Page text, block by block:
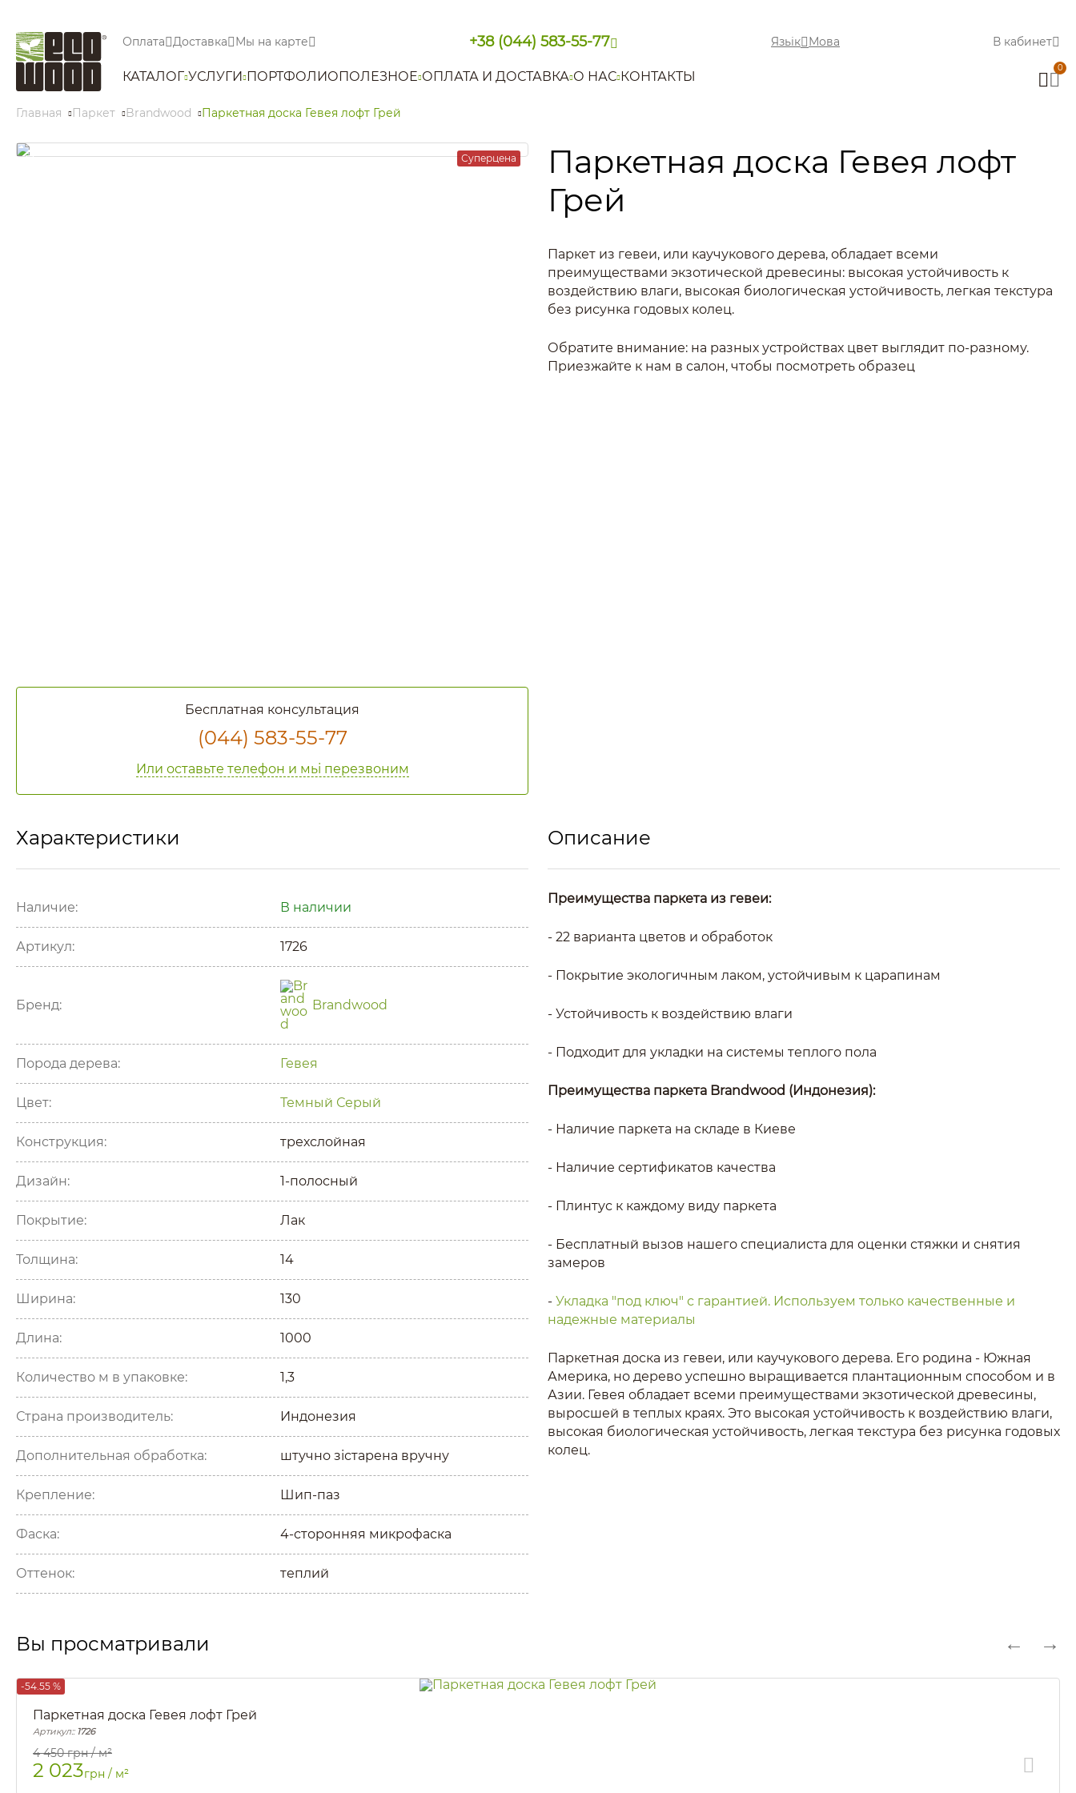
Оплата Доставка Мы на карте +38 (044) 583-55-77 Язьік Мова В кабинет
КАТАЛОГ УСЛУГИ ПОРТФОЛИОПОЛЕЗНОЕ ОПЛАТА И ДОСТАВКА О НАС КОНТАКТЫ
0
Главная Паркет Brandwood Паркетная доска Гевея лофт Грей
Суперцена
Бесплатная консультация
(044) 583-55-77
Или оставьте телефон и мьі перезвоним
Паркетная доска Гевея лофт
Грей
Паркет из гевеи, или каучукового дерева, обладает всеми
преимуществами экзотической древесины: высокая устойчивость к
воздействию влаги, высокая биологическая устойчивость, легкая текстура
без рисунка годовых колец.
Обратите внимание: на разных устройствах цвет выглядит по-разному.
Приезжайте к нам в салон, чтобы посмотреть образец
Характеристики
Наличие: В наличии
Артикул: 1726
Бренд: Brandwood
Порода дерева: Гевея
Цвет: Темный Серый
Конструкция: трехслойная
Дизайн: 1-полосный
Покрытие: Лак
Толщина: 14
Ширина: 130
Длина: 1000
Количество м в упаковке: 1,3
Страна производитель: Индонезия
Дополнительная обработка: штучно зістарена вручну
Крепление: Шип-паз
Фаска: 4-сторонняя микрофаска
Оттенок: теплий
Описание
Преимущества паркета из гевеи:
- 22 варианта цветов и обработок
- Покрытие экологичным лаком, устойчивым к царапинам
- Устойчивость к воздействию влаги
- Подходит для укладки на системы теплого пола
Преимущества паркета Brandwood (Индонезия):
- Наличие паркета на складе в Киеве
- Наличие сертификатов качества
- Плинтус к каждому виду паркета
- Бесплатный вызов нашего специалиста для оценки стяжки и снятия
замеров
- Укладка "под ключ" с гарантией. Используем только качественные и
надежные материалы
Паркетная доска из гевеи, или каучукового дерева. Его родина - Южная
Америка, но дерево успешно выращивается плантационным способом и в
Азии. Гевея обладает всеми преимуществами экзотической древесины,
выросшей в теплых краях. Это высокая устойчивость к воздействию влаги,
высокая биологическая устойчивость, легкая текстура без рисунка годовых
колец.
Вы просматривали
-54.55 %
Паркетная доска Гевея лофт Грей
Артикул:: 1726
4 450 грн / м²
2 023грн / м²